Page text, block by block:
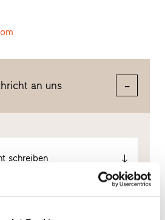
an uns
schreiben